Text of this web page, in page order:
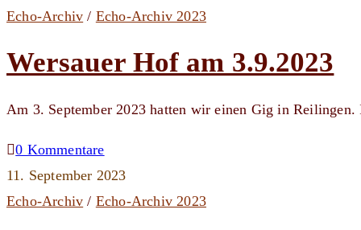
Echo-Archiv / Echo-Archiv 2023
Wersauer Hof am 3.9.2023
Am 3. September 2023 hatten wir einen Gig in
0 Kommentare
11. September 2023
Echo-Archiv / Echo-Archiv 2023